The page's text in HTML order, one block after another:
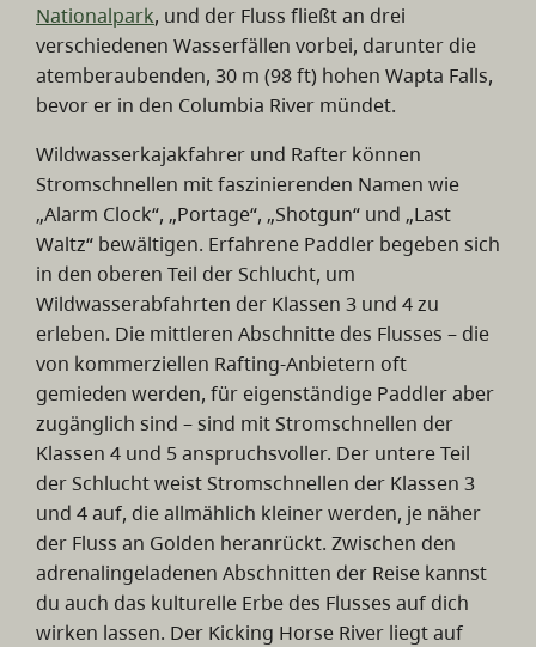
Nationalpark, und der Fluss fließt an drei
verschiedenen Wasserfällen vorbei, darunter die
atemberaubenden, 30 m (98 ft) hohen Wapta Falls,
bevor er in den Columbia River mündet.
Wildwasserkajakfahrer und Rafter können
Stromschnellen mit faszinierenden Namen wie
„Alarm Clock“, „Portage“, „Shotgun“ und „Last
Waltz“ bewältigen. Erfahrene Paddler begeben sich
in den oberen Teil der Schlucht, um
Wildwasserabfahrten der Klassen 3 und 4 zu
erleben. Die mittleren Abschnitte des Flusses – die
von kommerziellen Rafting-Anbietern oft
gemieden werden, für eigenständige Paddler aber
zugänglich sind – sind mit Stromschnellen der
Klassen 4 und 5 anspruchsvoller. Der untere Teil
der Schlucht weist Stromschnellen der Klassen 3
und 4 auf, die allmählich kleiner werden, je näher
der Fluss an Golden heranrückt. Zwischen den
adrenalingeladenen Abschnitten der Reise kannst
du auch das kulturelle Erbe des Flusses auf dich
wirken lassen. Der Kicking Horse River liegt auf